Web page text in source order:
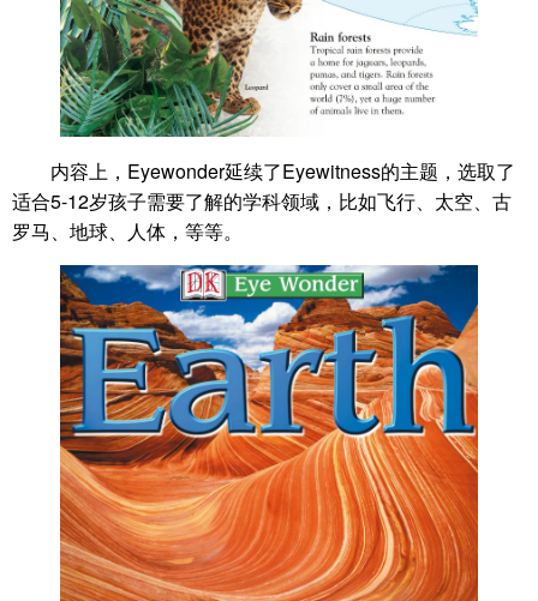
内容上，Eyewonder延续了Eyewitness的主题，选取了
适合5-12岁孩子需要了解的学科领域，比如飞行、太空、古
罗马、地球、人体，等等。